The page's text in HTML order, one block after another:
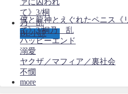
BL小説
僕と龍神とえぐれたペニス《
て》3/桐乃 乱
ハッピーエンド
溺愛
ヤクザ／マフィア／裏社会
不憫
more